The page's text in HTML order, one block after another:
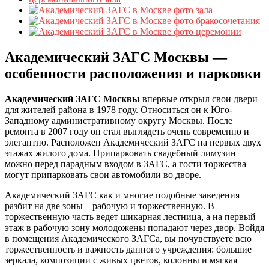
Академический ЗАГС Москвы —
особенности расположения и парковки
Академический ЗАГС Москвы впервые открыл свои двери
для жителей района в 1978 году. Относиться он к Юго-
Западному административному округу Москвы. После
ремонта в 2007 году он стал выглядеть очень современно и
элегантно. Расположен Академический ЗАГС на первых двух
этажах жилого дома. Припарковать свадебный лимузин
можно перед парадным входом в ЗАГС, а гости торжества
могут припарковать свои автомобили во дворе.
Академический ЗАГС как и многие подобные заведения
разбит на две зоны – рабочую и торжественную. В
торжественную часть ведет шикарная лестница, а на первый
этаж в рабочую зону молодожены попадают через двор. Войдя
в помещения Академического ЗАГСа, вы почувствуете всю
торжественность и важность данного учреждения: большие
зеркала, композиции с живых цветов, колонны и мягкая